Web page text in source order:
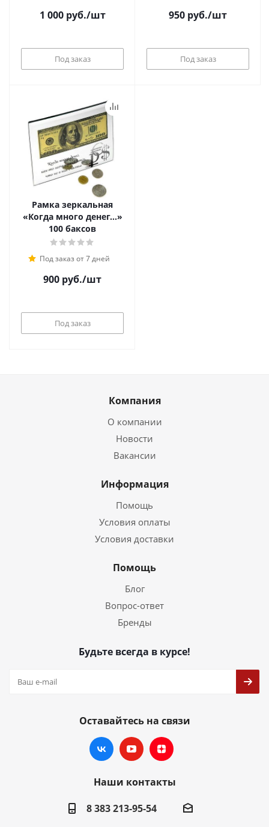
1 000руб./шт
Под заказ
950 руб./шт
Под заказ
Рамка зеркальная
«Когда много денег...»
100 баксов
Под заказ от 7 дней
900 руб./шт
Под заказ
Компания
О компании
Новости
Вакансии
Информация
Помощь
Условия оплаты
Условия доставки
Помощь
Блог
Вопрос-ответ
Бренды
Будьте всегда в курсе!
Оставайтесь на связи
Наши контакты
8 383 213-95-54